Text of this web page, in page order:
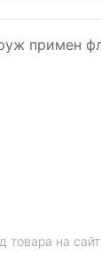
примен
товара на